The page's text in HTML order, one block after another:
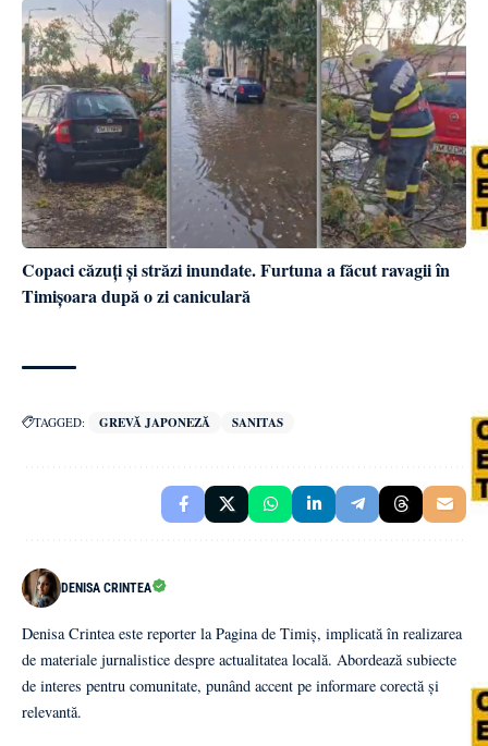
Copaci căzuți și străzi inundate. Furtuna a făcut ravagii în
Timișoara după o zi caniculară
TAGGED: GREVĂ JAPONEZĂ SANITAS
DENISA CRINTEA
Denisa Crintea este reporter la Pagina de Timiș, implicată în realizarea
de materiale jurnalistice despre actualitatea locală. Abordează subiecte
de interes pentru comunitate, punând accent pe informare corectă și
relevantă.